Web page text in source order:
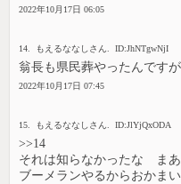
2022年10月17日 06:05
14. もえるななしさん. ID:JhNTgwNjI
翁長も県民葬やったんです
2022年10月17日 07:45
15. もえるななしさん. ID:JlYjQxODA
>>14
それは知らなかったな ま
ブーメランやるからおかま